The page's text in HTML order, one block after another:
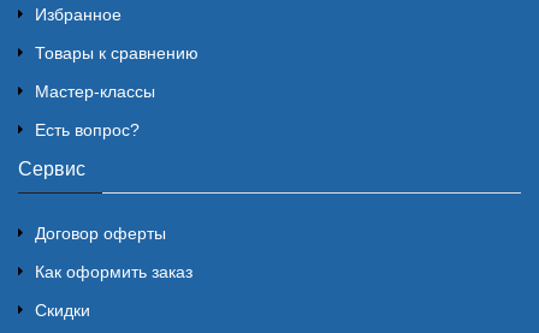
Избранное
Товары к сравнению
Мастер-классы
Есть вопрос?
Сервис
Договор оферты
Как оформить заказ
Скидки